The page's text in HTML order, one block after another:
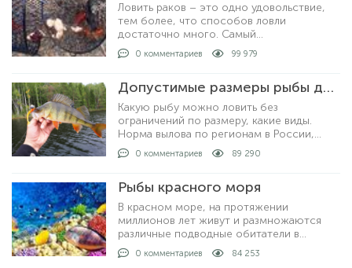
Ловить раков – это одно удовольствие,
тем более, что способов ловли
достаточно много. Самый
распространенный и уловистый способ –
это ловля раколовками. Хотя, ловить
0 комментариев 99 979
Допустимые размеры рыбы для вылова по регионам
Какую рыбу можно ловить без
ограничений по размеру, какие виды.
Норма вылова по регионам в России,
допустимые размеры рыбы для
любительской рыбалки. За что могут
нарушая закон.
0 комментариев 89 290
Рыбы красного моря
В красном море, на протяжении
миллионов лет живут и размножаются
различные подводные обитатели в
большом количестве. На сегодняшний
день известно о полутора тысячах видов
0 комментариев 84 253